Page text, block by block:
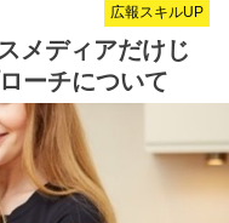
広報スキルUP
メディアだけじ
ーチについて